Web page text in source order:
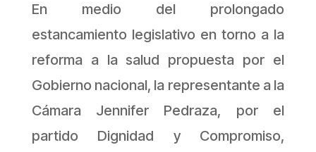
En medio del prolongado
estancamiento legislativo en torno a la
reforma a la salud propuesta por el
Gobierno nacional, la representante a la
Cámara Jennifer Pedraza, por el
partido Dignidad y Compromiso,